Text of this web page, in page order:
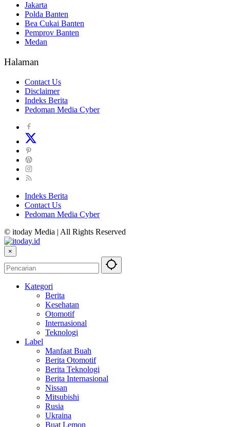
Jakarta
Polda Banten
Bea Cukai Banten
Pemprov Banten
Medan
Halaman
Contact Us
Disclaimer
Indeks Berita
Pedoman Media Cyber
Indeks Berita
Contact Us
Pedoman Media Cyber
© itoday Media | All Rights Reserved
×
Kategori
Berita
Kesehatan
Otomotif
Internasional
Teknologi
Label
Manfaat Buah
Berita Otomotif
Berita Teknologi
Berita Internasional
Nissan
Mitsubishi
Rusia
Ukraina
Buat Lemon